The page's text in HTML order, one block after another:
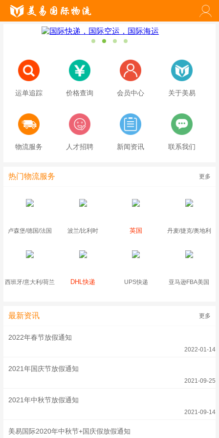
运单追踪 价格查询 会员中心 关于美易
物流服务 人才招聘 新闻资讯 联系我们
热门物流服务 更多
卢森堡/德国/法国 波兰/比利时 英国 丹麦/捷克/奥地利
西班牙/意大利/荷兰 DHL快递 UPS快递 亚马逊FBA美国
最新资讯 更多
2022年春节放假通知
2022-01-14
2021年国庆节放假通知
2021-09-25
2021年中秋节放假通知
2021-09-14
美易国际2020年中秋节+国庆假放假通知